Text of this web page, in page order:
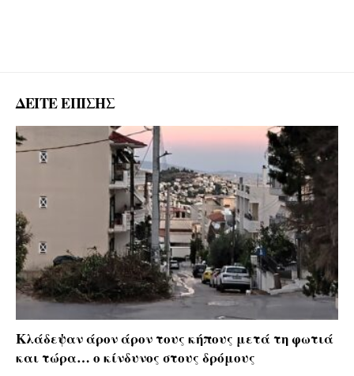
ΔΕΙΤΕ ΕΠΙΣΗΣ
Κλάδεψαν άρον άρον τους κήπους μετά τη φωτιά
και τώρα… ο κίνδυνος στους δρόμους